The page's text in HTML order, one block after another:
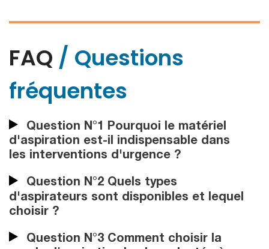
FAQ / Questions
fréquentes
Question N°1 Pourquoi le matériel
d'aspiration est-il indispensable dans
les interventions d'urgence ?
Question N°2 Quels types
d'aspirateurs sont disponibles et lequel
choisir ?
Question N°3 Comment choisir la